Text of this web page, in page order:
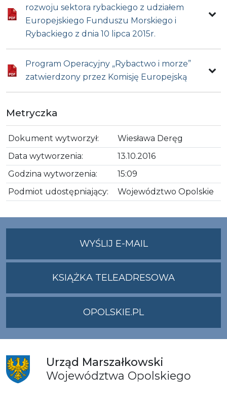
rozwoju sektora rybackiego z udziałem
Europejskiego Funduszu Morskiego i
Rybackiego z dnia 10 lipca 2015r.
Program Operacyjny „Rybactwo i morze”
zatwierdzony przez Komisję Europejską
Metryczka
Dokument wytworzył:
Wiesława Deręg
Data wytworzenia:
13.10.2016
Godzina wytworzenia:
15:09
Podmiot udostępniający:
Województwo Opolskie
WYŚLIJ E-MAILNA
ADRES
KSIĄŻKA TELEADRESOWA
OPOLSKIE.PL
Urząd Marszałkowski
Województwa Opolskiego